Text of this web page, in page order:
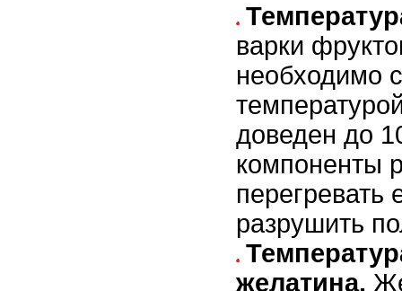
варки
необходимо
доведен до
компоненты
перегревать
разрушить
желатина.